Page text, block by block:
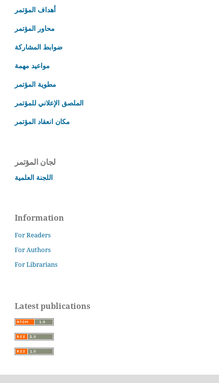
أهداف المؤتمر
محاور المؤتمر
مطوية المؤتمر
الملصق الإعلاني للمؤتمر
لجان المؤتمر
اللجنة العلمية
Information
For Readers
For Authors
For Librarians
Latest publications